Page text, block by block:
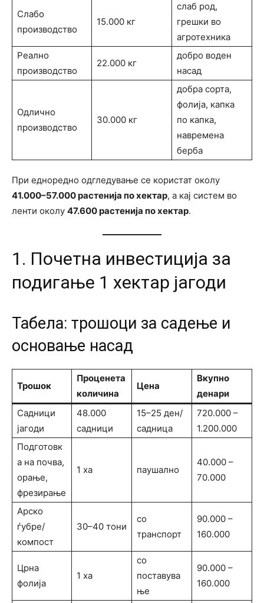
Слабо
производство
15.000 кг
слаб род,
грешки во
агротехника
Реално
производство
22.000 кг
добро воден
насад
Одлично
производство
30.000 кг
добра сорта,
фолија, капка
по капка,
навремена
берба
При едноредно одгледување се користат околу
41.000–57.000 растенија по хектар, а кај систем во
ленти околу 47.600 растенија по хектар.
1. Почетна инвестиција за
подигање 1 хектар јагоди
Табела: трошоци за садење и
основање насад
Трошок
Проценета
количина
Цена
Вкупно
денари
Садници
јагоди
48.000
садници
15–25 ден/
садница
720.000 –
1.200.000
Подготовк
а на почва,
орање,
фрезирање
1 ха паушално
40.000 –
70.000
Арско
ѓубре/
компост
30–40 тони
со
транспорт
90.000 –
160.000
Црна
фолија
1 ха
со
поставува
ње
90.000 –
160.000